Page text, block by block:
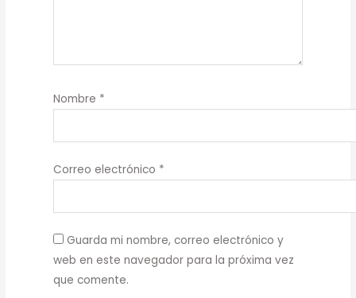
Nombre *
Correo electrónico *
Guarda mi nombre, correo electrónico y
web en este navegador para la próxima vez
que comente.